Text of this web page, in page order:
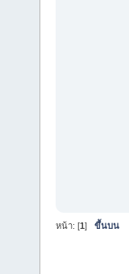
หน้า: [1] ขึ้นบน